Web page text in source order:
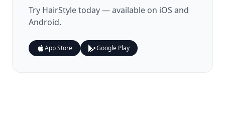
Try HairStyletoday — available on iOS and
Android.
App Store Google Play